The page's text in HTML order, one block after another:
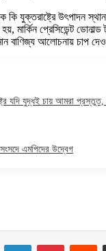
কি যুক্তরাষ্ট্রে উৎপাদন
মার্কিন প্রেসিডেন্ট
বাণিজ্য আলোচনায় চাপ
যদি যুদ্ধই চায় আমরা প্রস্তুত,
এমপিদের উদ্বেগ
LinkedInPinterest